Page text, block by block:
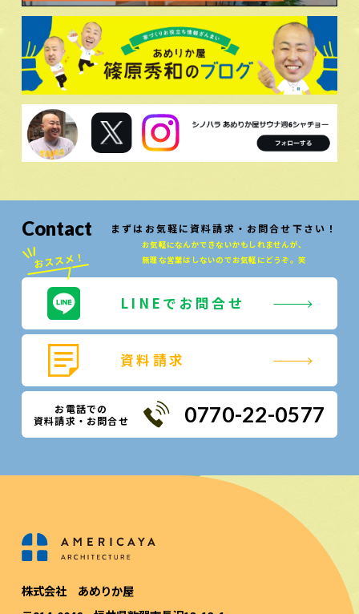
Contact まずはお気軽に資料請求・お問合せ下さい！
お気軽になんかできないかもしれませんが、
無理な営業はしないのでお気軽にどうぞ。笑
LINEでお問合せ
資料請求
お電話での
資料請求・お問合せ
0770-22-0577
株式会社 あめりか屋